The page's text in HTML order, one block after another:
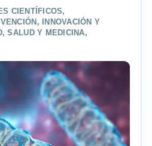
CIENTÍFICOS,
,
INNOVACIÓN Y
,SALUD Y MEDICINA,